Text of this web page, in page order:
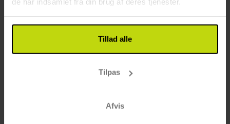
Tillad alle
Tilpas
Afvis
Mulighed for laktosefri mad
Mulighed for glutenfri mad
Mulighed for vegetar mad
Åbningstider i baren: 24/7
Værelse
Værelser i stueetage